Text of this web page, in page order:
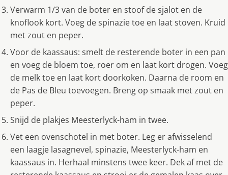
Verwarm 1/3 van de boter en stoof de sjalot en de
knoflook kort. Voeg de spinazie toe en laat stoven. Kruid
met zout en peper.
Voor de kaassaus: smelt de resterende boter in een pan
en voeg de bloem toe, roer om en laat kort drogen. Voeg
de melk toe en laat kort doorkoken. Daarna de room en
de Pas de Bleu toevoegen. Breng op smaak met zout en
peper.
Snijd de plakjes Meesterlyck-ham in twee.
Vet een ovenschotel in met boter. Leg er afwisselend
een laagje lasagnevel, spinazie, Meesterlyck-ham en
kaassaus in. Herhaal minstens twee keer. Dek af met de